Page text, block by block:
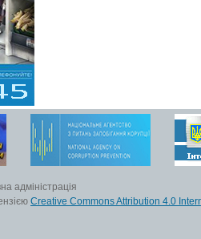
адміністрація
Creative Commons Attribution 4.0